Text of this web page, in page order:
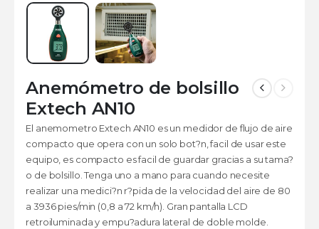
Anemómetro de bolsillo
Extech AN10
El anemometro Extech AN10 es un medidor de flujo de aire
compacto que opera con un solo bot?n, facil de usar este
equipo, es compacto es facil de guardar gracias a su tama?
o de bolsillo. Tenga uno a mano para cuando necesite
realizar una medici?n r?pida de la velocidad del aire de 80
a 3936 pies/min (0,8 a 72 km/h). Gran pantalla LCD
retroiluminada y empu?adura lateral de doble molde.